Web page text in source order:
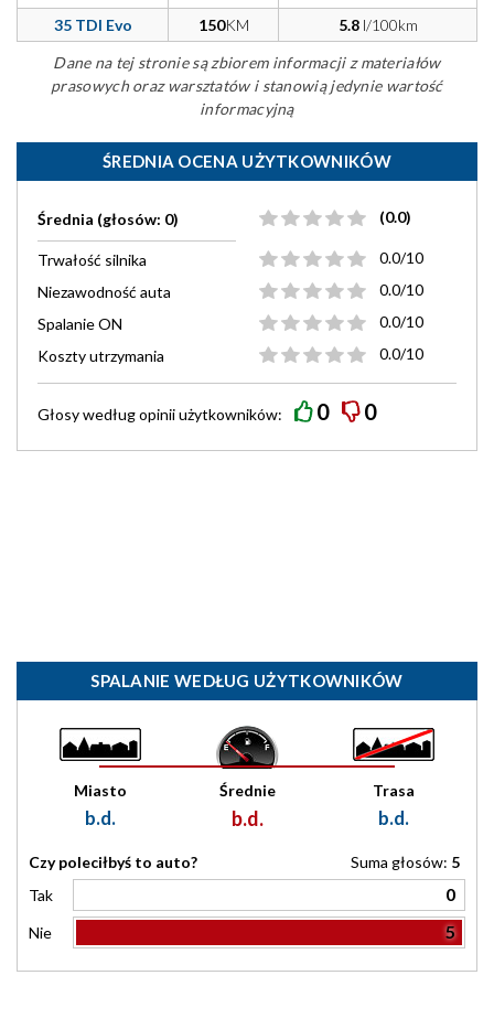
35 TDI Evo
150KM 5.8l/100km
Dane na tej stronie są zbiorem informacji z materiałów
prasowych oraz warsztatów i stanowią jedynie wartość
informacyjną
ŚREDNIA OCENA UŻYTKOWNIKÓW
Średnia (głosów: 0) (0.0)
Trwałość silnika
0.0/10
Niezawodność auta
0.0/10
Spalanie ON
0.0/10
Koszty utrzymania
0.0/10
Głosy wedługopiniiużytkowników: 0 0
SPALANIE WEDŁUG UŻYTKOWNIKÓW
Miasto
b.d.
Średnie
b.d.
Trasa
b.d.
Czy poleciłbyś to auto? Suma głosów: 5
Tak
0
Nie 5